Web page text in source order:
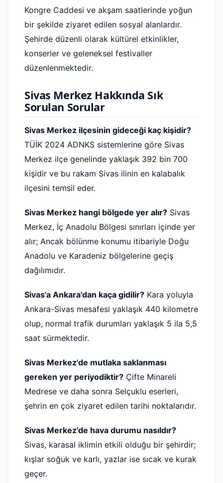
Kongre Caddesi ve akşam saatlerinde yoğun
bir şekilde ziyaret edilen sosyal alanlardır.
Şehirde düzenli olarak kültürel etkinlikler,
konserler ve geleneksel festivaller
düzenlenmektedir.
Sivas Merkez Hakkında Sık
Sorulan Sorular
Sivas Merkez ilçesinin gideceği kaç kişidir?
TÜİK 2024 ADNKS sistemlerine göre Sivas
Merkez ilçe genelinde yaklaşık 392 bin 700
kişidir ve bu rakam Sivas ilinin en kalabalık
ilçesini temsil eder.
Sivas Merkez hangi bölgede yer alır? Sivas
Merkez, İç Anadolu Bölgesi sınırları içinde yer
alır; Ancak bölünme konumu itibariyle Doğu
Anadolu ve Karadeniz bölgelerine geçiş
dağılımıdır.
Sivas'a Ankara'dan kaça gidilir? Kara yoluyla
Ankara-Sivas mesafesi yaklaşık 440 kilometre
olup, normal trafik durumları yaklaşık 5 ila 5,5
saat sürmektedir.
Sivas Merkez'de mutlaka saklanması
gereken yer periyodiktir? Çifte Minareli
Medrese ve daha sonra Selçuklu eserleri,
şehrin en çok ziyaret edilen tarihi noktalarıdır.
Sivas Merkez'de hava durumu nasıldır?
Sivas, karasal iklimin etkili olduğu bir şehirdir;
kışlar soğuk ve karlı, yazlar ise sıcak ve kurak
geçer.